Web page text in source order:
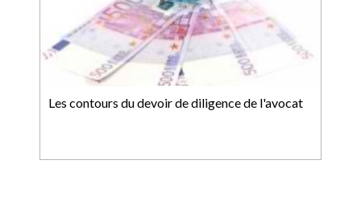
Les contours du devoir de diligence de l'avocat